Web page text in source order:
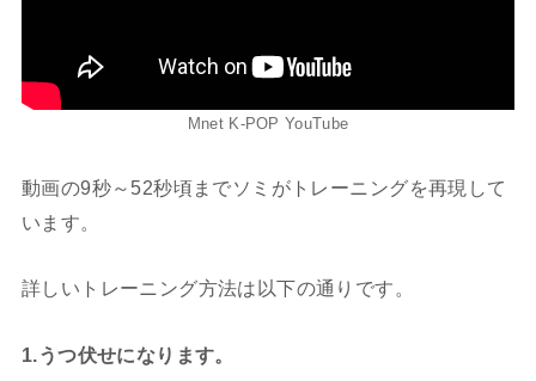
Mnet K-POP YouTube
動画の9秒～52秒頃までソミがトレーニングを再現して
います。
詳しいトレーニング方法は以下の通りです。
1.うつ伏せになります。